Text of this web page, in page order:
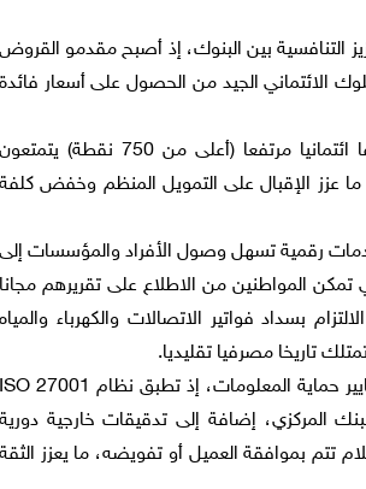
التنافسية بين البنوك، إذ أصبح مقدمو القروض
الائتماني الجيد من الحصول على أسعار فائدة
وأظهرت دراسات "كريف" أن المقترضين الذين يمتلكون تصنيفا ائتمانيا مرتفعا (أعلى من 750 نقطة) يتمتعون
في السوق، ما عزز الإقبال على التمويل المنظم وخفض كلفة
الاقتصادي 2033، عبر إطلاق خدمات رقمية تسهل وصول الأفراد والمؤسسات إلى
تمكن المواطنين من الاطلاع على تقريرهم مجانا
بسداد فواتير الاتصالات والكهرباء والمياه
تاريخا مصرفيا تقليديا.
وبشأن حماية البيانات وضمان الشفافية، تلتزم الشركة بأعلى معايير حماية المعلومات، إذ تطبق نظام ISO 27001
المركزي، إضافة إلى تدقيقات خارجية دورية
تتم بموافقة العميل أو تفويضه، ما يعزز الثقة